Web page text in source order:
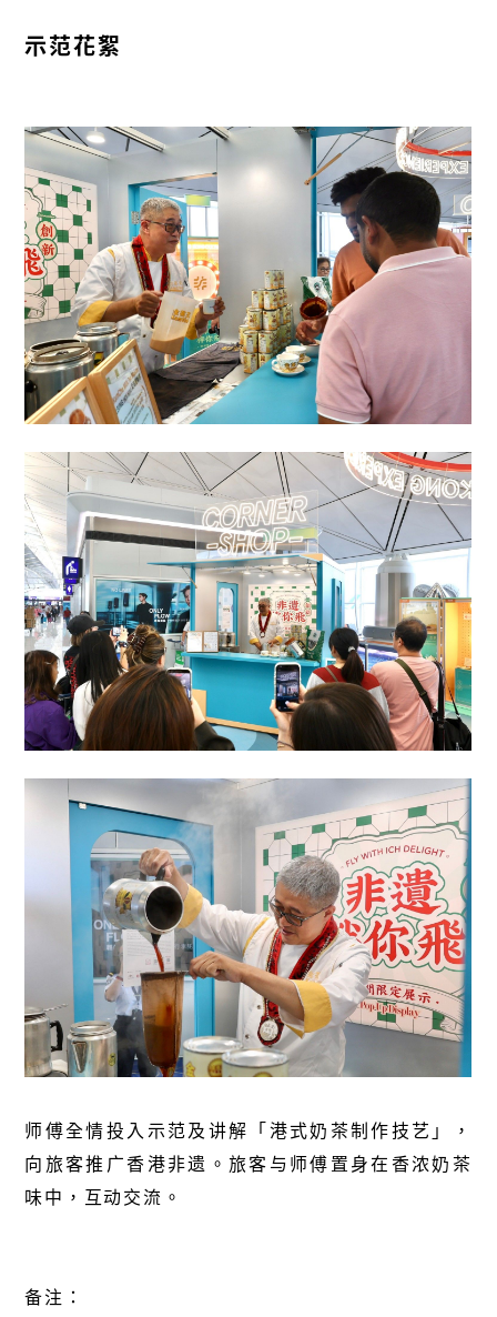
示范花絮
师傅全情投入示范及讲解「港式奶茶制作技艺」，
向旅客推广香港非遗。旅客与师傅置身在香浓奶茶
味中，互动交流。
备注：